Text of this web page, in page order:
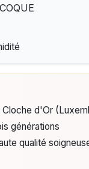
Cloche d'Or
générations
qualité